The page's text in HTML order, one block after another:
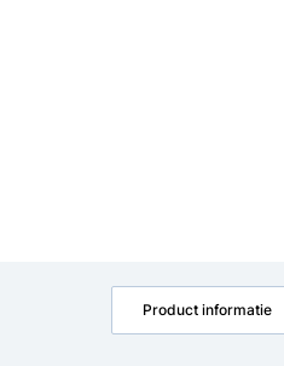
Product informatie